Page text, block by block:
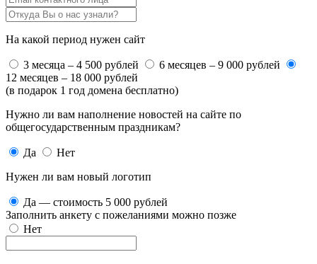
На какой период нужен сайт
3 месяца – 4 500 рублей
6 месяцев – 9 000 рублей
12 месяцев – 18 000 рублей
(в подарок 1 год домена бесплатно)
Нужно ли вам наполнение новостей на сайте по
общегосударственным праздникам?
Да
Нет
Нужен ли вам новый логотип
Да — стоимость 5 000 рублей
Заполнить анкету с пожеланиями можно позже
Нет